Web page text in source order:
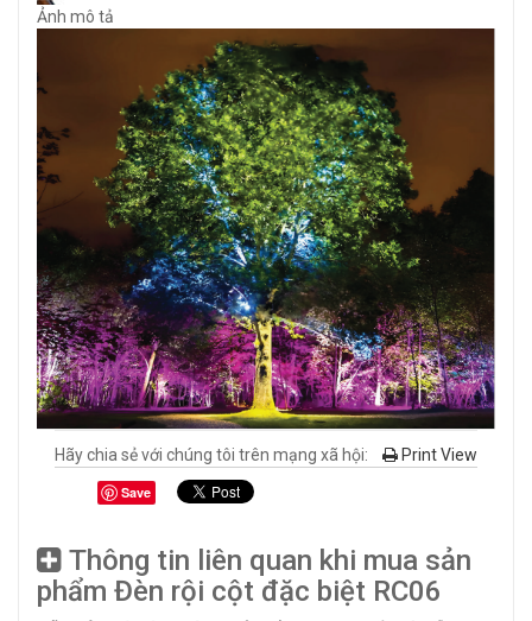
Ảnh mô tả
Print View
Hãy chia sẻ với chúng tôi trên mạng xã hội:
Save
Thông tin liên quan khi mua sản
phẩm Đèn rội cột đặc biệt RC06